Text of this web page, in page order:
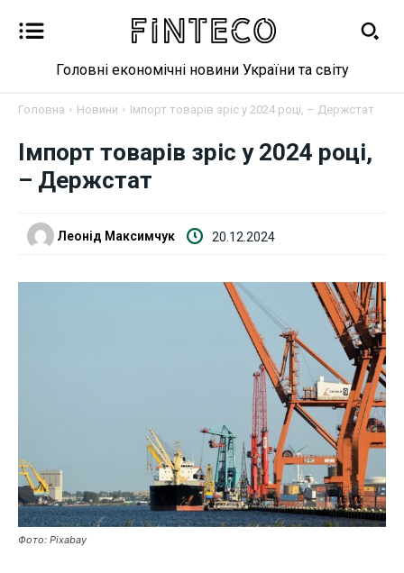
Новини
Бізнес
Фінанси
Курс валют
Головні економічні новини України та світу
Головна Новини Імпорт товарів зріс у 2024 році, – Держстат
Імпорт товарів зріс у 2024 році,
– Держстат
Леонід Максимчук 20.12.2024
Фото: Pixabay